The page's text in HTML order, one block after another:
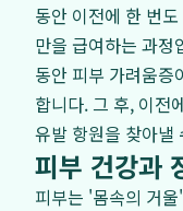
동안 이전에 한 번
만을 급여하는 과정
동안 피부 가려움증
합니다. 그 후, 이전
유발 항원을 찾아낼
피부 건강과
피부는 '몸속의 거